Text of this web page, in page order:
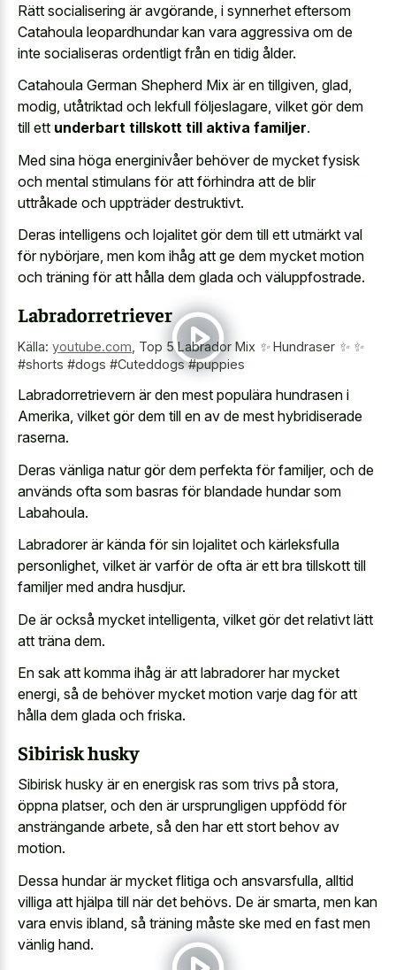
Rätt socialisering är avgörande, i synnerhet eftersom
Catahoula leopardhundar kan vara aggressiva om de
inte socialiseras ordentligt från en tidig ålder.
Catahoula German Shepherd Mix är en tillgiven, glad,
modig, utåtriktad och lekfull följeslagare, vilket gör dem
till ett underbart tillskott till aktiva familjer.
Med sina höga energinivåer behöver de mycket fysisk
och mental stimulans för att förhindra att de blir
uttråkade och uppträder destruktivt.
Deras intelligens och lojalitet gör dem till ett utmärkt val
för nybörjare, men kom ihåg att ge dem mycket motion
och träning för att hålla dem glada och väluppfostrade.
Labradorretriever
Källa: youtube.com Top 5 Labrador Mix ✨ Hundraser ✨ ✨
#shorts #dogs #Cuteddogs #puppies
Labradorretrievern är den mest populära hundrasen i
Amerika, vilket gör dem till en av de mest hybridiserade
raserna.
Deras vänliga natur gör dem perfekta för familjer, och de
används ofta som basras för blandade hundar som
Labahoula.
Labradorer är kända för sin lojalitet och kärleksfulla
personlighet, vilket är varför de ofta är ett bra tillskott till
familjer med andra husdjur.
De är också mycket intelligenta, vilket gör det relativt lätt
att träna dem.
En sak att komma ihåg är att labradorer har mycket
energi, så de behöver mycket motion varje dag för att
hålla dem glada och friska.
Sibirisk husky
Sibirisk husky är en energisk ras som trivs på stora,
öppna platser, och den är ursprungligen uppfödd för
ansträngande arbete, så den har ett stort behov av
motion.
Dessa hundar är mycket flitiga och ansvarsfulla, alltid
villiga att hjälpa till när det behövs. De är smarta, men kan
vara envis ibland, så träning måste ske med en fast men
vänlig hand.